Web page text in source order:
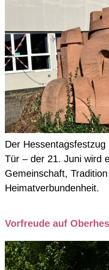
Der
Tür – der 21. Juni wird
Gemeinschaft,
Heimatverbundenheit.
Vorfreude auf